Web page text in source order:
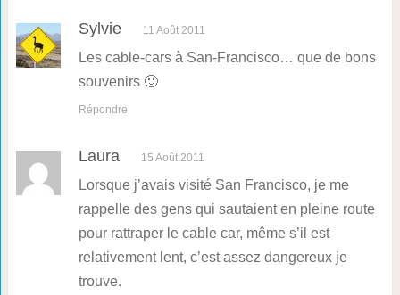
Sylvie 11 Août 2011
Les cable-cars à San-Francisco… que de bons
souvenirs 🙂
Répondre
Laura 15 Août 2011
Lorsque j’avais visité San Francisco, je me
rappelle des gens qui sautaient en pleine route
pour rattraper le cable car, même s’il est
relativement lent, c’est assez dangereux je
trouve.